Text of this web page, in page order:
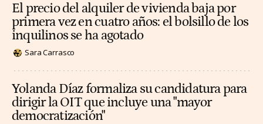
El precio del alquiler de vivienda baja por
primera vez en cuatro años: el bolsillo de los
inquilinos se ha agotado
Sara Carrasco
Yolanda Díaz formaliza su candidatura para
dirigir la OIT que incluye una "mayor
democratización"